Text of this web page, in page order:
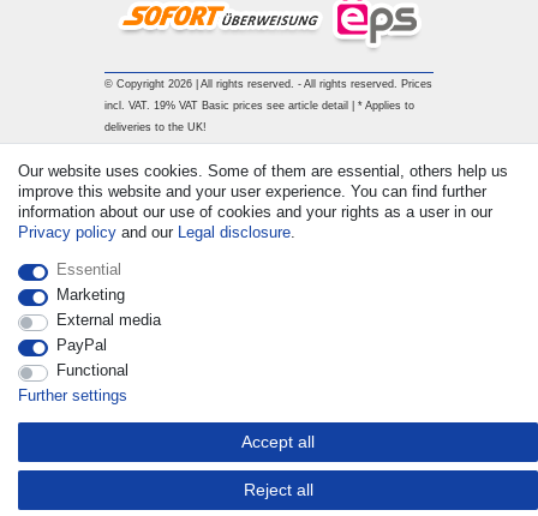
© Copyright 2026 | All rights reserved. - All rights reserved. Prices
incl. VAT. 19% VAT Basic prices see article detail | * Applies to
deliveries to the UK!
Our website uses cookies. Some of them are essential, others help us
improve this website and your user experience. You can find further
information about our use of cookies and your rights as a user in our
Privacy policy and our Legal disclosure.
Essential
Marketing
External media
PayPal
Functional
Further settings
Accept all
Reject all
Withdraw from contract here Contact